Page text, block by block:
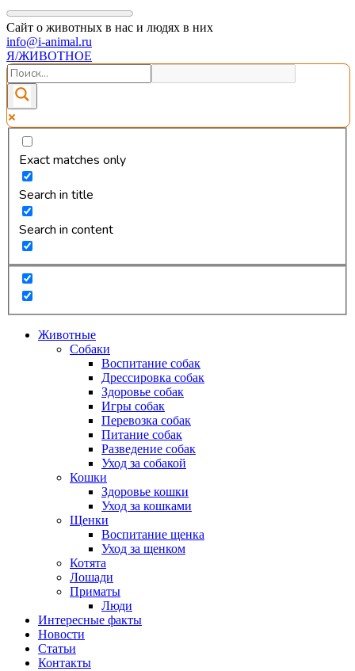
Сайт о животных в нас и людях в них
info@i-animal.ru
Я/ЖИВОТНОЕ
Exact matches only
Search in title
Search in content
Животные
Собаки
Воспитание собак
Дрессировка собак
Здоровье собак
Игры собак
Перевозка собак
Питание собак
Разведение собак
Уход за собакой
Кошки
Здоровье кошки
Уход за кошками
Щенки
Воспитание щенка
Уход за щенком
Котята
Лошади
Приматы
Люди
Интересные факты
Новости
Статьи
Контакты